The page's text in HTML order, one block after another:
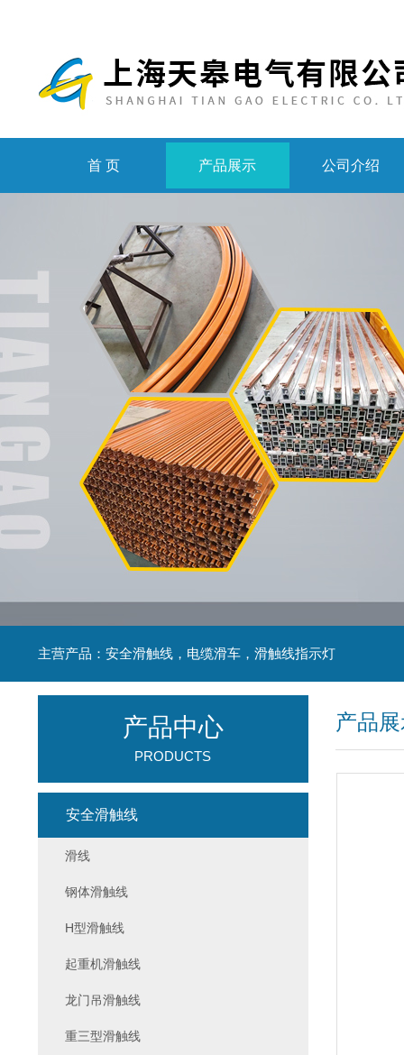
首 页 产品展示 公司介绍
主营产品：安全滑触线，电缆滑车，滑触线指示灯
产品
产品中心
PRODUCTS
安全滑触线
滑线
钢体滑触线
H型滑触线
起重机滑触线
龙门吊滑触线
重三型滑触线